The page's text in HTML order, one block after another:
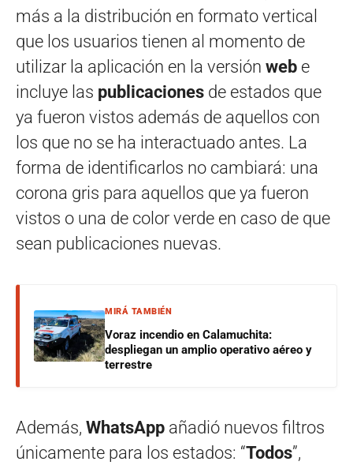
más a la distribución en formato vertical
que los usuarios tienen al momento de
utilizar la aplicación en la versión web e
incluye las publicaciones de estados que
ya fueron vistos además de aquellos con
los que no se ha interactuado antes. La
forma de identificarlos no cambiará: una
corona gris para aquellos que ya fueron
vistos o una de color verde en caso de que
sean publicaciones nuevas.
MIRÁ TAMBIÉN
Voraz incendio en Calamuchita:
despliegan un amplio operativo aéreo y
terrestre
Además, WhatsApp añadió nuevos filtros
únicamente para los estados: “Todos”,